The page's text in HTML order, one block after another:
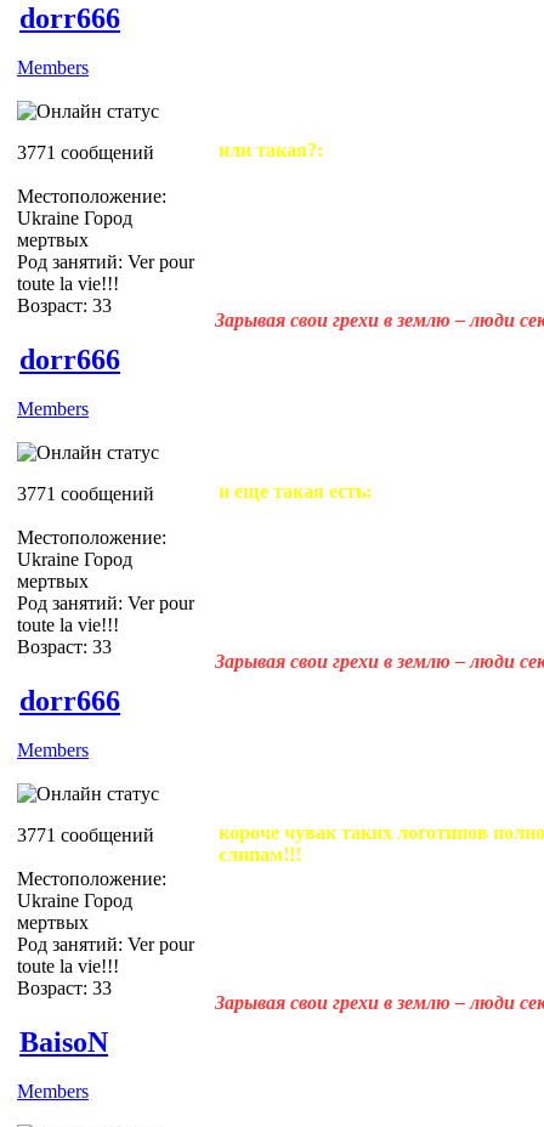
dorr666
Members
3771 сообщений
Местоположение:
Ukraine Город
мертвых
Род занятий: Ver pour
toute la vie!!!
Возраст: 33
или такая?:
Зарывая свои грехи в землю – люди
dorr666
Members
3771 сообщений
Местоположение:
Ukraine Город
мертвых
Род занятий: Ver pour
toute la vie!!!
Возраст: 33
и еще такая есть:
Зарывая свои грехи в землю – люди
dorr666
Members
3771 сообщений
Местоположение:
Ukraine Город
мертвых
Род занятий: Ver pour
toute la vie!!!
Возраст: 33
короче чувак таких логотипов
слипам!!!
Зарывая свои грехи в землю – люди
BaisoN
Members